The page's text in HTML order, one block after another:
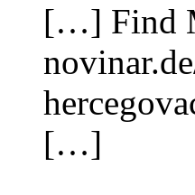
[…] Find
[…]